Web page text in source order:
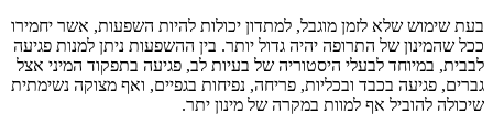
בעת שימוש שלא לזמן מוגבל, למתדון יכולות להיות השפעות, אשר יחמירו
ככל שהמינון של התרופה יהיה גדול יותר. בין ההשפעות ניתן למנות פגיעה
לבבית, במיוחד לבעלי היסטוריה של בעיות לב, פגיעה בתפקוד המיני אצל
גברים, פגיעה בכבד ובכליות, פריחה, נפיחות בגפיים, ואף מצוקה נשימתית
שיכולה להוביל אף למוות במקרה של מינון יתר.